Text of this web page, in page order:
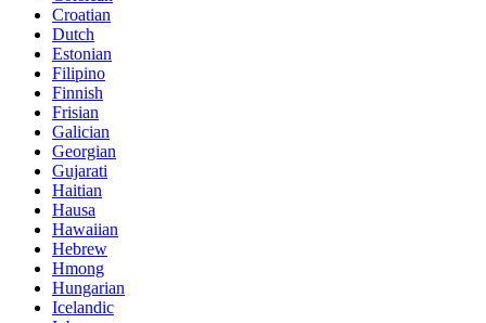
Croatian
Dutch
Estonian
Filipino
Finnish
Frisian
Galician
Georgian
Gujarati
Haitian
Hausa
Hawaiian
Hebrew
Hmong
Hungarian
Icelandic